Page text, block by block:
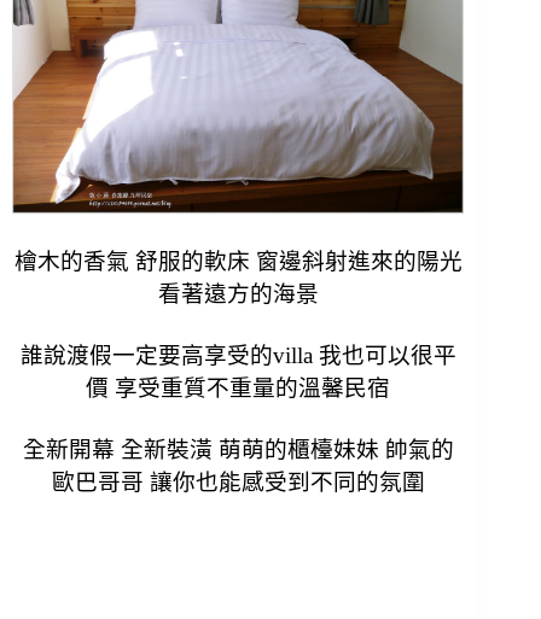
檜木的香氣 舒服的軟床 窗邊斜射進來的陽光
看著遠方的海景
誰說渡假一定要高享受的villa 我也可以很平
價 享受重質不重量的溫馨民宿
全新開幕 全新裝潢 萌萌的櫃檯妹妹 帥氣的
歐巴哥哥 讓你也能感受到不同的氛圍